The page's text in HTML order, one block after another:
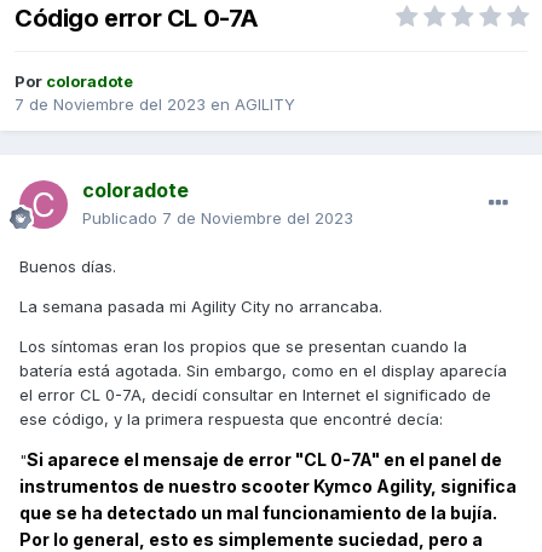
Código error CL 0-7A
Por coloradote
7 de Noviembre del 2023 en AGILITY
coloradote
Publicado 7 de Noviembre del 2023
Buenos días.
La semana pasada mi Agility City no arrancaba.
Los síntomas eran los propios que se presentan cuando la
batería está agotada. Sin embargo, como en el display aparecía
el error CL 0-7A, decidí consultar en Internet el significado de
ese código, y la primera respuesta que encontré decía:
"Si aparece el mensaje de error "CL 0-7A" en el panel de
instrumentos de nuestro scooter Kymco Agility, significa
que se ha detectado un mal funcionamiento de la bujía.
Por lo general, esto es simplemente suciedad, pero a